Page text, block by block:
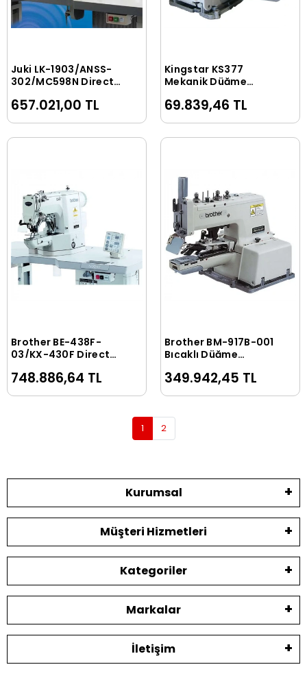
Sepete Ekle
Juki LK-1903/ANSS-
302/MC598N Direct
Yüksek Devirli Kilit
Dikiş Düğme Dikme
657.021,00 TL
Sepete Ekle
Kingstar KS377
Mekanik Düğme
69.839,46 TL
Sepete Ekle
Brother BE-438F-
03/KX-430F Direct
Düğme Makinası
748.886,64 TL
Sepete Ekle
Brother BM-917B-001
Bıçaklı Düğme
349.942,45 TL
1 2
Kurumsal
Müşteri Hizmetleri
Kategoriler
Markalar
İletişim